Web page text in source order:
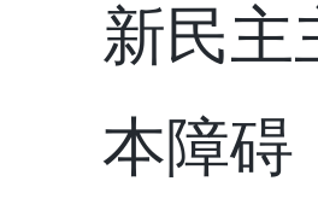
新民主
本障碍